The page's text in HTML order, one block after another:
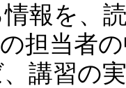
報を、
の担当者
講習の